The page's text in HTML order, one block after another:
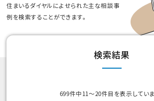
住まいるダイヤルによせられた主な相談事
例を検索することができます。
検索結果
699件中11～20件目を表示していま